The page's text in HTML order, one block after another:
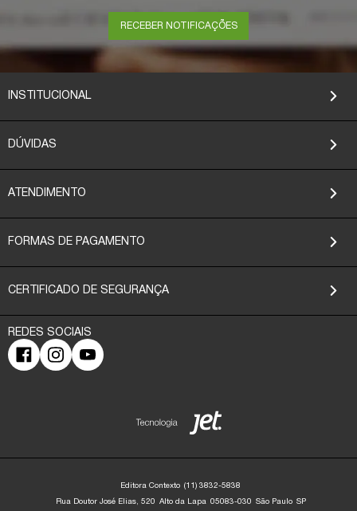
RECEBER NOTIFICAÇÕES
INSTITUCIONAL
DÚVIDAS
ATENDIMENTO
FORMAS DE PAGAMENTO
CERTIFICADO DE SEGURANÇA
Editora Contexto (11) 3832-5838
Rua Doutor José Elias, 520 Alto da Lapa 05083-030 São Paulo SP